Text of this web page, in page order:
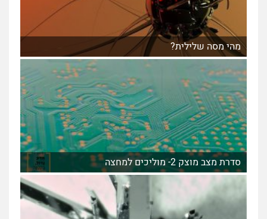
מהי מסה שלילית?
סדרת מצב מוצק 2- מוליכים למחצה